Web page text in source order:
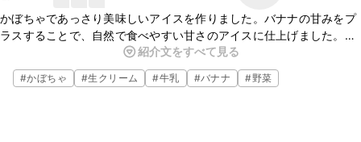
かぼちゃであっさり美味しいアイスを作りました。バナナの甘みをプ
ラスすることで、自然で食べやすい甘さのアイスに仕上げました。
かぼちゃのまったり感とバナナのシャキシャキ感で、さっぱりしてい
て少し大人な味のアイスです。
とても簡単に出来ますので、ぜひお試しくださいね。
紹介文をすべて見る
#かぼちゃ #生クリーム #牛乳 #バナナ #野菜